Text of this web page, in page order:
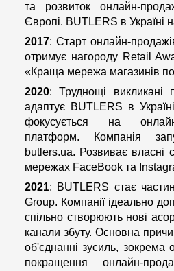
та розвиток онлайн-
Європі. BUTLERS в Україні
2017: Старт онлайн-
отримує нагороду Retail
«Краща мережа магазинів
2020: Труднощі викликані
адаптує BUTLERS в
фокусується на
платформ. Компанія
butlers.ua. Розвиває власні
мережах FaceBook та
2021: BUTLERS стає
Group. Компанії ідеально
спільно створюють нові
канали збуту. Основна
об'єднанні зусиль, зокрема
покращення онлайн-